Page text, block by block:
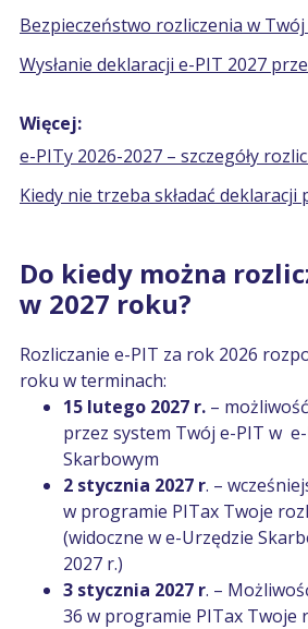
Bezpieczeństwo rozliczenia w
Wysłanie deklaracji e-PIT 2027
Więcej:
e-PITy 2026-2027 – szczegóły
Kiedy nie trzeba składać deklaracji
Do kiedy można
w 2027 roku?
Rozliczanie e-PIT za rok 2026
roku w terminach:
15 lutego 2027 r. –
przez system Twój e-PIT w
Skarbowym
2 stycznia 2027 r. –
w programie PITax Twoje
(widoczne w e-Urzędzie
2027 r.)
3 stycznia 2027 r. –
36 w programie PITax Twoje